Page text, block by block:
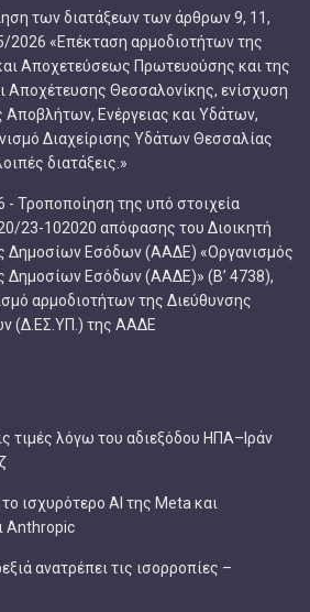
των διατάξεων των άρθρων 9, 11,
2026 «Επέκταση αρμοδιοτήτων της
Αποχετεύσεως Πρωτευούσης και της
Αποχέτευσης Θεσσαλονίκης, ενίσχυση
Αποβλήτων, Ενέργειας και Υδάτων,
Διαχείρισης Υδάτων Θεσσαλίας
διατάξεις.»
Τροποποίηση της υπό στοιχεία
23-102020 απόφασης του Διοικητή
Δημοσίων Εσόδων (ΑΑΔΕ) «Οργανισμός
Δημοσίων Εσόδων (ΑΑΔΕ)» (Β’ 4738),
αρμοδιοτήτων της Διεύθυνσης
(Δ.ΕΣ.ΥΠ.) της ΑΑΔΕ
τιμές λόγω του αδιεξόδου ΗΠΑ–Ιράν
ισχυρότερο AI της Meta και
Anthropic
ανατρέπει τις ισορροπίες –